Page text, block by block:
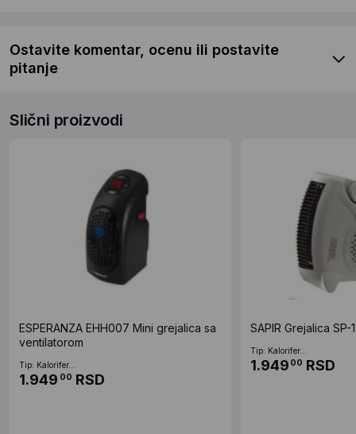
Ostavite komentar, ocenu ili postavite
pitanje
Slični proizvodi
ESPERANZA EHH007 Mini grejalica sa
ventilatorom
Tip: Kalorifer...
1.949 00 RSD
SAPIR Grejalica
Tip: Kalorifer...
1.949 00 RSD